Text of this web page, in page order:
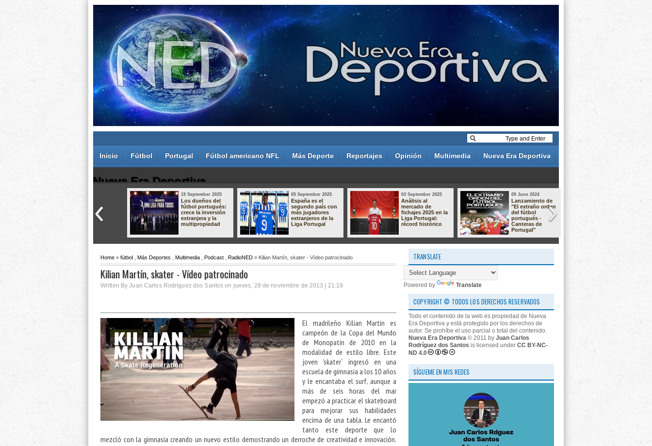
Inicio Fútbol Portugal Fútbol americano NFL Más Deporte Reportajes Opinión Multimedia Nueva Era Deportiva
Nueva Era Deportiva
Juan Carlos Rodríguez dos Santos
19 September 2025
Los dueños del
fútbol portugués:
crece la inversión
extranjera y la
multipropiedad
05 September 2025
España es el
segundo país con
más jugadores
extranjeros de la
Liga Portugal
03 September 2025
Análisis al
mercado de
fichajes 2025 en la
Liga Portugal:
récord histórico
09 June 2024
Lanzamiento de
"El extraño orden
del fútbol
portugués -
Canteras de
Portugal"
19 May 2024
Análisis de
Liga
23/24:
Home » fútbol Más Deportes Multimedia Podcast RadioNED » Kilian Martín, skater - Vídeo patrocinado
Kilian Martín, skater - Vídeo patrocinado
Written By Juan Carlos Rodríguez dos Santos on jueves, 28 de noviembre de 2013 | 21:19
El madrileño Kilian Martín es
campeón de la Copa del Mundo
de Monopatín de 2010 en la
modalidad de estilo libre. Este
joven 'skater´ ingresó en una
escuela de gimnasia a los 10 años
y le encantaba el surf, aunque a
más de seis horas del mar
empezó a practicar el skateboard
para mejorar sus habilidades
encima de una tabla. Le encantó
tanto este deporte que lo
mezcló con la gimnasia creando un nuevo estilo demostrando un derroche de creatividad e innovación.
TRANSLATE
Powered by Translate
COPYRIGHT © TODOS LOS DERECHOS RESERVADOS
Todo el contenido de la web es propiedad de Nueva
Era Deportiva y está protegido por los derechos de
autor. Se prohíbe el uso parcial o total del contenido.
Nueva Era Deportiva © 2011 by Juan Carlos
Rodríguez dos Santos is licensed under CC BY-NC-
ND 4.0
SÍGUEME EN MIS REDES